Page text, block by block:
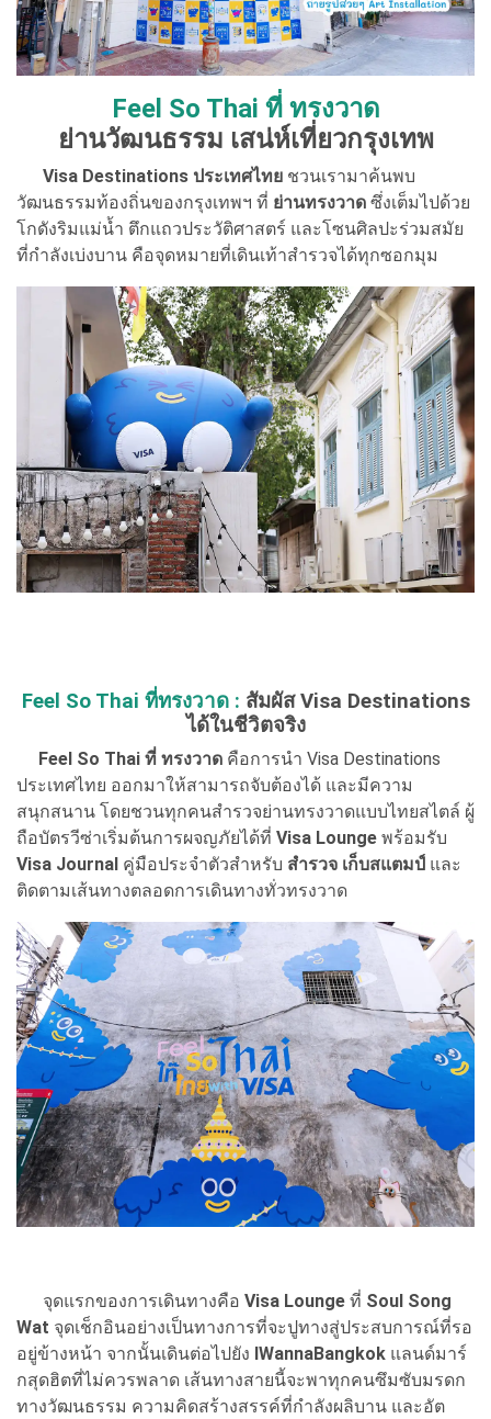
Feel So Thai ที่ ทรงวาด
ย่านวัฒนธรรม เสน่ห์เที่ยวกรุงเทพ
Visa Destinations ประเทศไทย ชวนเรามาค้นพบ
วัฒนธรรมท้องถิ่นของกรุงเทพฯ ที่ ย่านทรงวาด ซึ่งเต็มไปด้วย
โกดังริมแม่น้ำ ตึกแถวประวัติศาสตร์ และโซนศิลปะร่วมสมัย
ที่กำลังเบ่งบาน คือจุดหมายที่เดินเท้าสำรวจได้ทุกซอกมุม
Feel So Thai ที่ทรงวาด : สัมผัส Visa Destinations
ได้ในชีวิตจริง
Feel So Thai ที่ ทรงวาด คือการนำ Visa Destinations
ประเทศไทย ออกมาให้สามารถจับต้องได้ และมีความ
สนุกสนาน โดยชวนทุกคนสำรวจย่านทรงวาดแบบไทยสไตล์ ผู้
ถือบัตรวีซ่าเริ่มต้นการผจญภัยได้ที่ Visa Lounge พร้อมรับ
Visa Journal คู่มือประจำตัวสำหรับ สำรวจ เก็บสแตมป์ และ
ติดตามเส้นทางตลอดการเดินทางทั่วทรงวาด
จุดแรกของการเดินทางคือ Visa Lounge ที่ Soul Song
Wat จุดเช็กอินอย่างเป็นทางการที่จะปูทางสู่ประสบการณ์ที่รอ
อยู่ข้างหน้า จากนั้นเดินต่อไปยัง IWannaBangkok แลนด์มาร์
กสุดฮิตที่ไม่ควรพลาด เส้นทางสายนี้จะพาทุกคนซึมซับมรดก
ทางวัฒนธรรม ความคิดสร้างสรรค์ที่กำลังผลิบาน และอัต